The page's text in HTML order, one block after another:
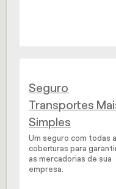
Seguro
Transportes
Simples
Um seguro com todas
coberturas para
as mercadorias de sua
empresa.